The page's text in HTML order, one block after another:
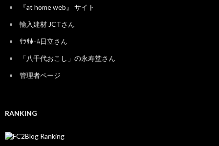
『at home web』 サイト
輸入建材 JCTさん
ｻﾗｻﾎｰﾑ日立さん
「八千代おこし」の永寿堂さん
管理者ページ
RANKING